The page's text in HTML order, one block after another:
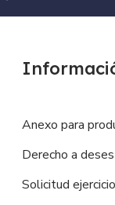
Anexo para
Derecho a
Solicitud